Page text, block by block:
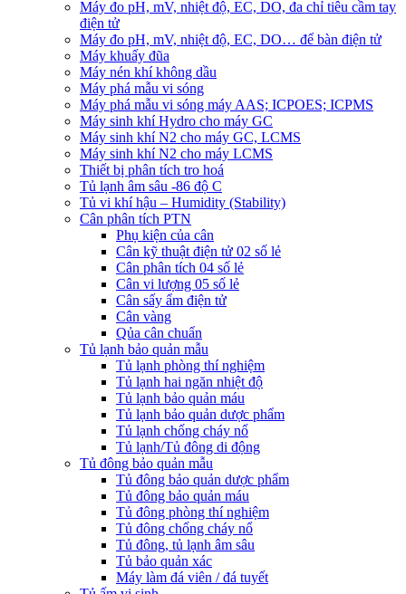
Máy đo pH, mV, nhiệt độ, EC, DO, đa chỉ tiêu cầm tay
điện tử
Máy đo pH, mV, nhiệt độ, EC, DO… để bàn điện tử
Máy khuấy đũa
Máy nén khí không dầu
Máy phá mẫu vi sóng
Máy phá mẫu vi sóng máy AAS; ICPOES; ICPMS
Máy sinh khí Hydro cho máy GC
Máy sinh khí N2 cho máy GC, LCMS
Máy sinh khí N2 cho máy LCMS
Thiết bị phân tích tro hoá
Tủ lạnh âm sâu -86 độ C
Tủ vi khí hậu – Humidity (Stability)
Cân phân tích PTN
Phụ kiện của cân
Cân kỹ thuật điện tử 02 số lẻ
Cân phân tích 04 số lẻ
Cân vi lượng 05 số lẻ
Cân sấy ẩm điện tử
Cân vàng
Qủa cân chuẩn
Tủ lạnh bảo quản mẫu
Tủ lạnh phòng thí nghiệm
Tủ lạnh hai ngăn nhiệt độ
Tủ lạnh bảo quản máu
Tủ lạnh bảo quản dược phẩm
Tủ lạnh chống cháy nổ
Tủ lạnh/Tủ đông di động
Tủ đông bảo quản mẫu
Tủ đông bảo quản dược phẩm
Tủ đông bảo quản máu
Tủ đông phòng thí nghiệm
Tủ đông chống cháy nổ
Tủ đông, tủ lạnh âm sâu
Tủ bảo quản xác
Máy làm đá viên / đá tuyết